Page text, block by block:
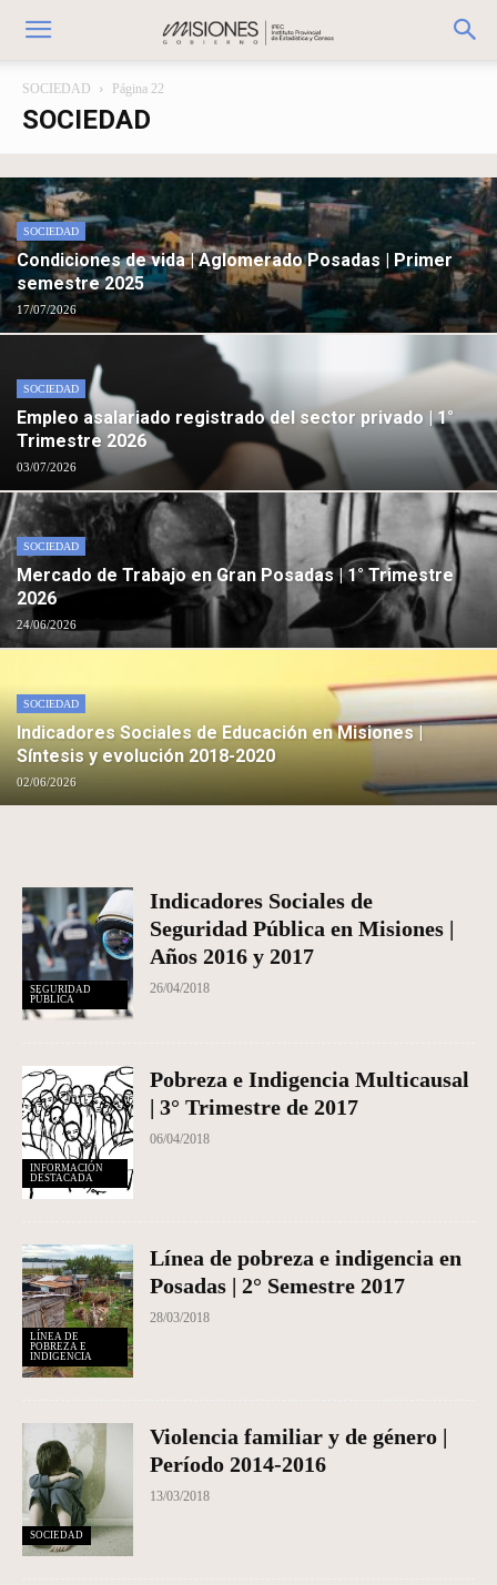
SOCIEDAD Página 22
SOCIEDAD
SOCIEDAD
Condiciones de vida | Aglomerado Posadas | Primer
semestre 2025
17/07/2026
SOCIEDAD
Empleo asalariado registrado del sector privado | 1°
Trimestre 2026
03/07/2026
SOCIEDAD
Mercado de Trabajo en Gran Posadas | 1° Trimestre
2026
24/06/2026
SOCIEDAD
Indicadores Sociales de Educación en Misiones |
Síntesis y evolución 2018-2020
02/06/2026
SEGURIDAD
PÚBLICA
Indicadores Sociales de
Seguridad Pública en Misiones |
Años 2016 y 2017
26/04/2018
INFORMACIÓN
DESTACADA
Pobreza e Indigencia Multicausal
| 3° Trimestre de 2017
06/04/2018
LÍNEA DE
POBREZA E
INDIGENCIA
Línea de pobreza e indigencia en
Posadas | 2° Semestre 2017
28/03/2018
SOCIEDAD
Violencia familiar y de género |
Período 2014-2016
13/03/2018